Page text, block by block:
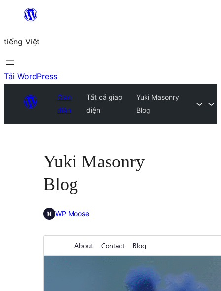
Chuyển
phần
nội
dung
tiếng Việt
Tải WordPress
Giao
diện
Tất cả giao
diện
Yuki Masonry
Blog
Yuki Masonry
Blog
WP Moose